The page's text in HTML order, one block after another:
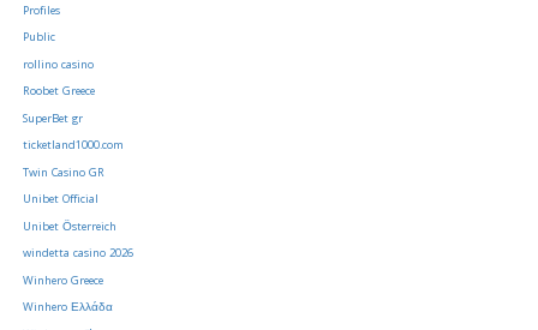
Profiles
Public
rollino casino
Roobet Greece
SuperBet gr
ticketland1000.com
Twin Casino GR
Unibet Official
Unibet Österreich
windetta casino 2026
Winhero Greece
Winhero Ελλάδα